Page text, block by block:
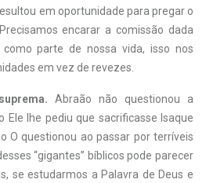
em oportunidade para pregar o
Precisamos encarar a comissão dada
parte de nossa vida, isso nos
em vez de revezes.
Abraão não questionou a
Ele lhe pediu que sacrificasse Isaque
O questionou ao passar por terríveis
“gigantes” bíblicos pode parecer
se estudarmos a Palavra de Deus e